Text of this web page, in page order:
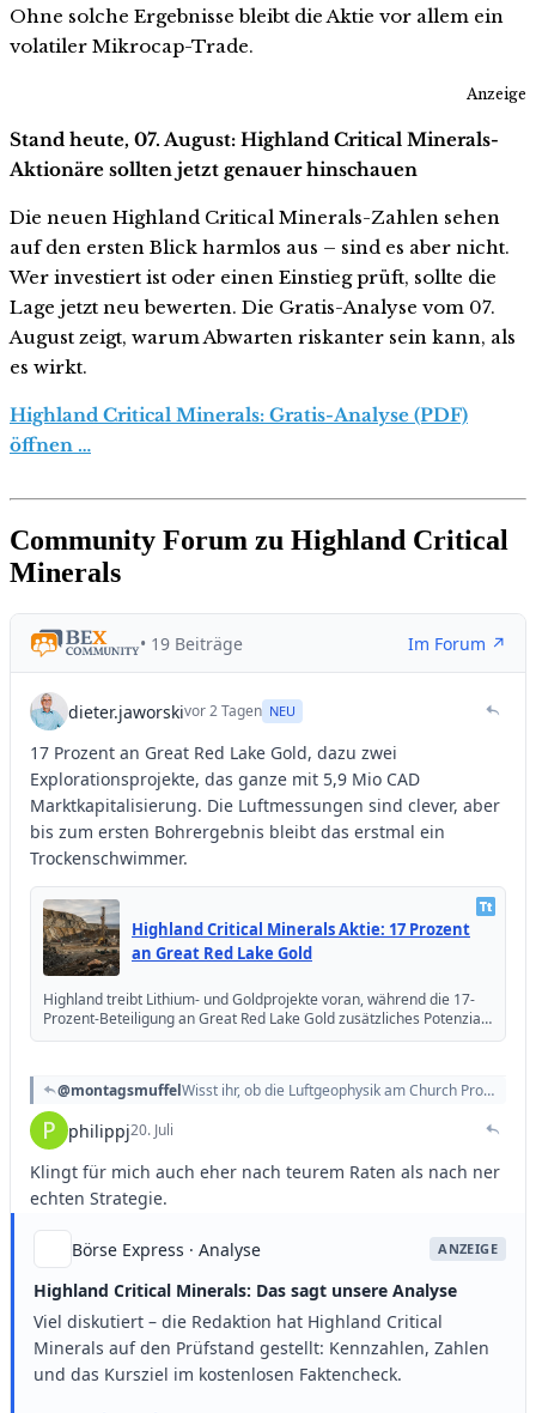
Ohne solche Ergebnisse bleibt die Aktie vor allem ein
volatiler Mikrocap-Trade.
Anzeige
Stand heute, 07. August: Highland Critical Minerals-
Aktionäre sollten jetzt genauer hinschauen
Die neuen Highland Critical Minerals-Zahlen sehen
auf den ersten Blick harmlos aus – sind es aber nicht.
Wer investiert ist oder einen Einstieg prüft, sollte die
Lage jetzt neu bewerten. Die Gratis-Analyse vom 07.
August zeigt, warum Abwarten riskanter sein kann, als
es wirkt.
Highland Critical Minerals: Gratis-Analyse (PDF)
öffnen …
Community Forum zu Highland Critical
Minerals